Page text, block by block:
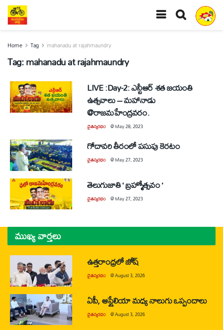
Home Tag mahanadu at rajahmaundry
Tag:mahanadu at rajahmaundry
LIVE :Day-2: ఎన్టీఆర్ శత జయంతి
ఉత్సవాలు – మహానాడు
@రాజమహేంద్రవరం.
చైతన్యరధం @May 28, 2023
గోదావరి తీరంలో పసుపు కెరటం
చైతన్యరధం @May 27, 2023
తెలుగుజాతి ‘ బ్రహ్మోత్సవం ‘
చైతన్యరధం @May 27, 2023
ముఖ్య వార్తలు
ఉత్తరాంధ్రలో జోష్
చైతన్యరధం @August 3, 2026
ఏపీ, ఆస్ట్రేలియా మధ్య నాలుగు ఒప్పందాలు
చైతన్యరధం @August 3, 2026